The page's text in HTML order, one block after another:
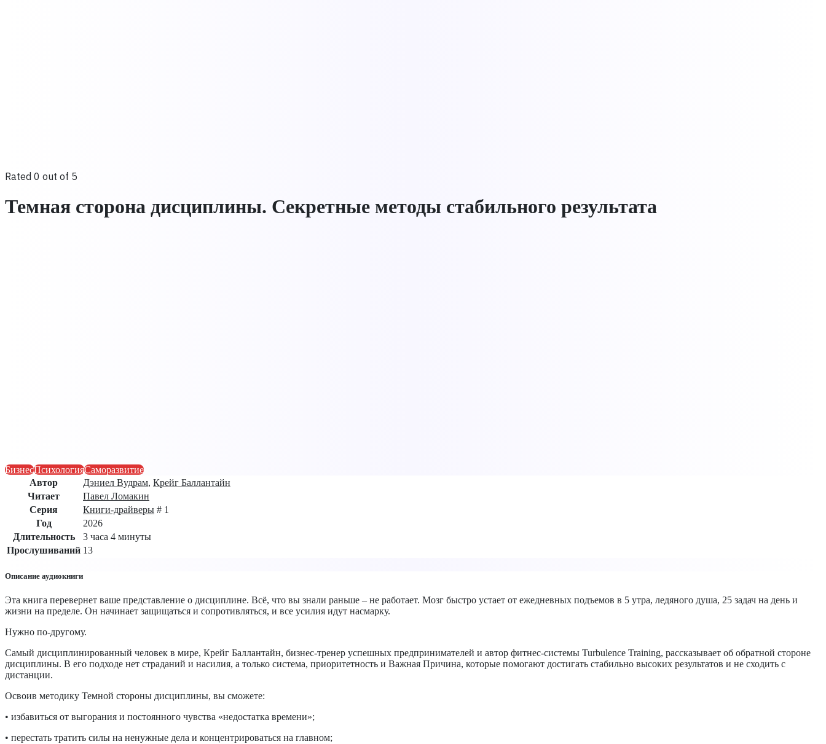
Rated 0 out of 5
Темная сторона дисциплины. Секретные методы стабильного результата
БизнесПсихологияСаморазвитие
Автор
Дэниел Вудрам, Крейг Баллантайн
Читает
Павел Ломакин
Серия
Книги-драйверы # 1
Год
2026
Длительность
3 часа 4 минуты
Прослушиваний 13
Описание аудиокниги
Эта книга перевернет ваше представление о дисциплине. Всё, что вы знали раньше – не работает. Мозг быстро устает от ежедневных подъемов в 5 утра, ледяного душа, 25 задач на день и
жизни на пределе. Он начинает защищаться и сопротивляться, и все усилия идут насмарку.
Нужно по-другому.
Самый дисциплинированный человек в мире, Крейг Баллантайн, бизнес-тренер успешных предпринимателей и автор фитнес-системы Turbulence Training, рассказывает об обратной стороне
дисциплины. В его подходе нет страданий и насилия, а только система, приоритетность и Важная Причина, которые помогают достигать стабильно высоких результатов и не сходить с
дистанции.
Освоив методику Темной стороны дисциплины, вы сможете:
• избавиться от выгорания и постоянного чувства «недостатка времени»;
• перестать тратить силы на ненужные дела и концентрироваться на главном;